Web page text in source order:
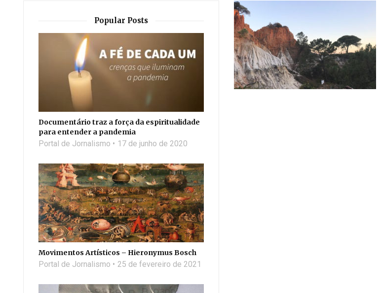
Popular Posts
Documentário traz a força da espiritualidade
para entender a pandemia
Portal de Jornalismo 17 de junho de 2020
Movimentos Artísticos – Hieronymus Bosch
Portal de Jornalismo 25 de fevereiro de 2021